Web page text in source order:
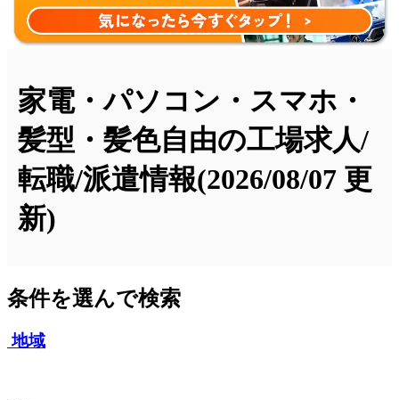
家電・パソコン・スマホ・
髪型・髪色自由の工場求人/
転職/派遣情報(2026/08/07 更
新)
条件を選んで検索
地域